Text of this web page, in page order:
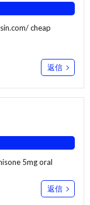
cheap
返信
5mg oral
返信